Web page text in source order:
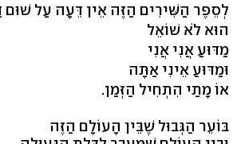
לְסֵפֶר הַשִּׁירִים הַזֶּה אֵין דֵּעָה עַל שׁוּם
הוּא לֹא שׁוֹאֵל
מַדּוּעַ אֲנִי אֲנִי
וּמַדּוּעַ אֵינִי אַתָּה
אוֹ מָתַי הִתְחִיל הַזְּמַן.
בּוֹעֵר הַגְּבוּל שֶׁבֵּין הָעוֹלָם הַזֶּה